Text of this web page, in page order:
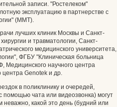
записи. "Ростелеком"
эксплуатацию в партнерстве с
(ММТ).
лучших клиник Москвы и Санкт-
и травматологии, Санкт-
медицинского университета,
ФГБУ "Клиническая больница
научного центра
центра Genotek и др.
в поликлинику и очередей,
чата или видеозвонка) могут
какой это день (будний или